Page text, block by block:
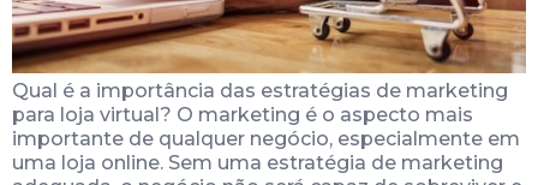
Qual é a importância das estratégias de marketing
para loja virtual? O marketing é o aspecto mais
importante de qualquer negócio, especialmente em
uma loja online. Sem uma estratégia de marketing